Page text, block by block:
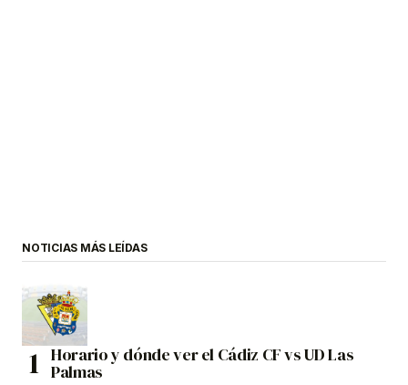
NOTICIAS MÁS LEÍDAS
Horario y dónde ver el Cádiz CF vs UD Las
Palmas